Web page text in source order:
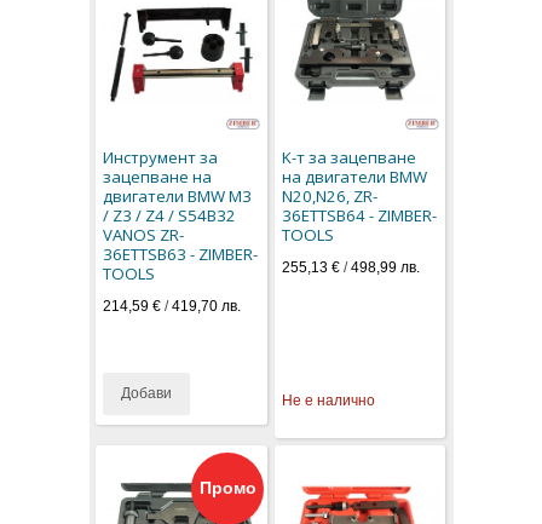
Инструмент за
зацепване на
двигатели BMW M3
/ Z3 / Z4 / S54B32
VANOS ZR-
36ETTSB63 - ZIMBER-
TOOLS
214,59 € /419,70 лв.
Добави
K-т за зацепване
на двигатели BMW
N20,N26, ZR-
36ETTSB64 - ZIMBER-
TOOLS
255,13 €/498,99 лв.
Не е налично
Промо